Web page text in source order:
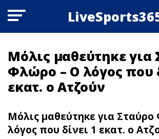
Μόλις μαθεύτηκε για
Φλώρο – Ο λόγος που
εκατ. ο Ατζούν
Μόλις μαθεύτηκε για
λόγος που δίνει 1 εκατ. ο